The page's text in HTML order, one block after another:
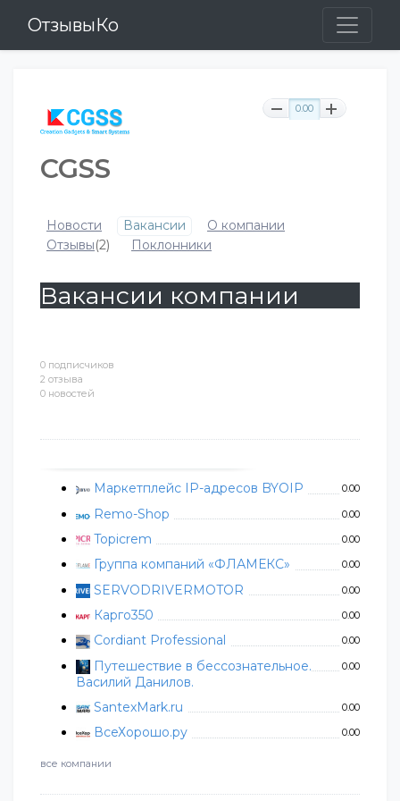
ОтзывыКо
0 подписчиков
2 отзыва
0 новостей
Маркетплейс IP-адресов BYOIP 0.00
Remo-Shop 0.00
Topicrem 0.00
Группа компаний «ФЛАМЕКС» 0.00
SERVODRIVERMOTOR 0.00
Карго350 0.00
Cordiant Professional 0.00
Путешествие в бессознательное.
Василий Данилов.
0.00
SantexMark.ru 0.00
ВсеХорошо.ру 0.00
все компании
0.00
CGSS
Новости Вакансии
О компании
Отзывы(2) Поклонники
Вакансии компании